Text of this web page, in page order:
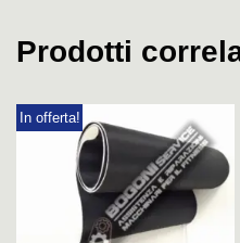
Prodotti
In offerta!